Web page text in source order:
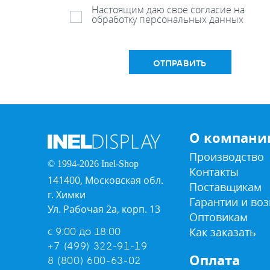
Настоящим даю свое согласие на
обработку персональных данных
ОТПРАВИТЬ
© 1994-2026 Inel-Shop
141400, Московская обл.
г. Химки
Ул. Рабочая 2а, корп. 13
с 9:00 до 18:00
+7 (499) 322-91-19
8 (800) 600-63-02
О
Производство
Контакты
Поставщикам
Гарантии и
Оптовикам
Как заказать
Оплата